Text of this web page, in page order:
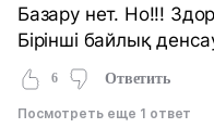
Базару нет. Но!!!
Бірінші байлық
6 Ответить
Посмотреть еще 1 ответ